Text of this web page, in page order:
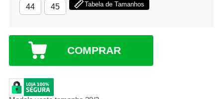
44 45 Tabela de Tamanhos
COMPRAR